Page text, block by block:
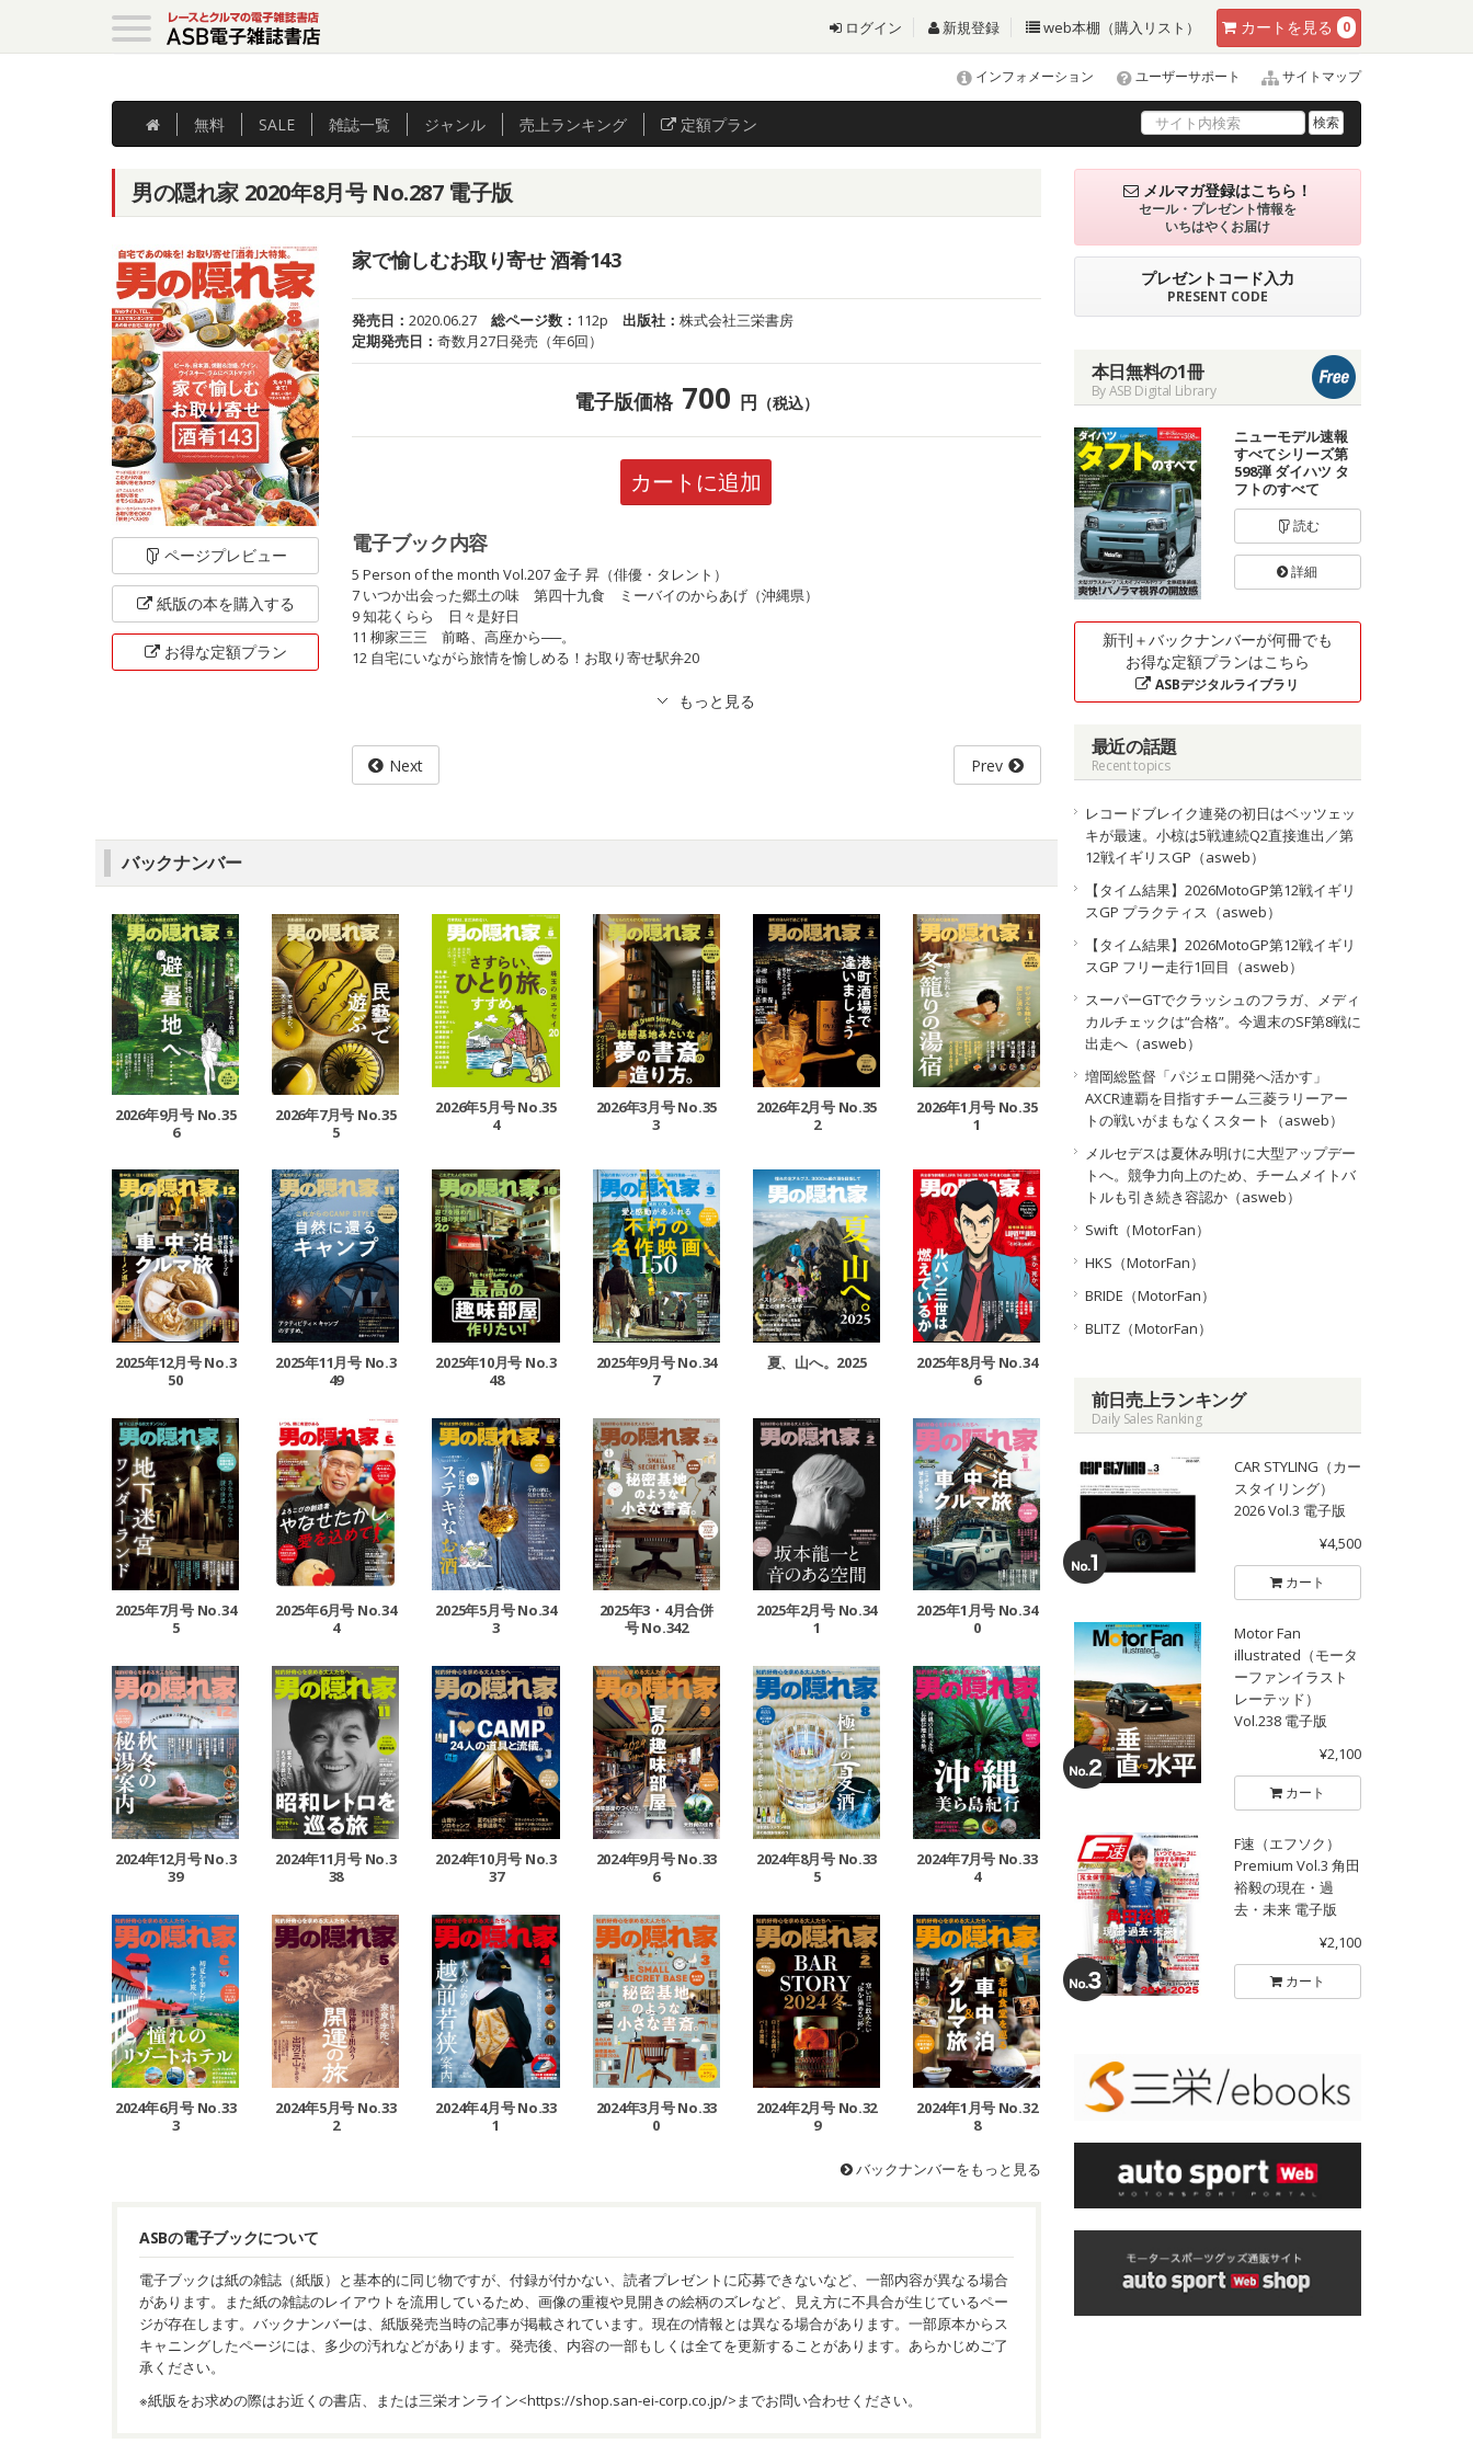
カート を見る 0
ログイン 新規登録 web本棚（購入リスト）
インフォメーション ユーザーサポート サイトマップ
無料 SALE 雑誌一覧 ジャンル 売上ランキング 定額プラン 検索
男の隠れ家 2020年8月号 No.287 電子版
ページプレビュー
紙版の本を購入する
お得な定額プラン
家で愉しむお取り寄せ 酒肴143
発売日：2020.06.27 総ページ数： 112p 出版社：株式会社三栄書房
定期発売日：奇数月27日発売（年6回）
電子版価格 700 円 （税込）
カートに追加
電子ブック内容
5 Person of the month Vol.207 金子 昇（俳優・タレント）
7 いつか出会った郷土の味 第四十九食 ミーバイのからあげ（沖縄県）
9 知花くらら 日々是好日
11 柳家三三 前略、高座から──。
12 自宅にいながら旅情を愉しめる！お取り寄せ駅弁20
Next Prev
バックナンバー
2026年9月号 No.35
6
2026年7月号 No.35
5
2026年5月号 No.35
4
2026年3月号 No.35
3
2026年2月号 No.35
2
2026年1月号 No.35
1
2025年12月号 No.3
50
2025年11月号 No.3
49
2025年10月号 No.3
48
2025年9月号 No.34
7
夏、山へ。2025
2025年8月号 No.34
6
2025年7月号 No.34
5
2025年6月号 No.34
4
2025年5月号 No.34
3
2025年3・4月合併
号 No.342
2025年2月号 No.34
1
2025年1月号 No.34
0
2024年12月号 No.3
39
2024年11月号 No.3
38
2024年10月号 No.3
37
2024年9月号 No.33
6
2024年8月号 No.33
5
2024年7月号 No.33
4
2024年6月号 No.33
3
2024年5月号 No.33
2
2024年4月号 No.33
1
2024年3月号 No.33
0
2024年2月号 No.32
9
2024年1月号 No.32
8
バックナンバーをもっと見る
ASBの電子ブックについて
電子ブックは紙の雑誌（紙版）と基本的に同じ物ですが、付録が付かない、読者プレゼントに応募できないなど、一部内容が異なる場合
があります。また紙の雑誌のレイアウトを流用しているため、画像の重複や見開きの絵柄のズレなど、見え方に不具合が生じているペー
ジが存在します。バックナンバーは、紙版発売当時の記事が掲載されています。現在の情報とは異なる場合があります。一部原本からス
キャニングしたページには、多少の汚れなどがあります。発売後、内容の一部もしくは全てを更新することがあります。あらかじめご了
承ください。
※紙版をお求めの際はお近くの書店、または三栄オンライン<https://shop.san-ei-corp.co.jp/>までお問い合わせください。
メルマガ登録はこちら！
セール・プレゼント情報を
いちはやくお届け
プレゼントコード入力
PRESENT CODE
本日無料の1冊
By ASB Digital Library
ニューモデル速報
すべてシリーズ第
598弾 ダイハツ タ
フトのすべて
読む
詳細
新刊＋バックナンバーが何冊でも
お得な定額プランはこちら
ASBデジタルライブラリ
最近の話題
Recent topics
レコードブレイク連発の初日はベッツェッ
キが最速。小椋は5戦連続Q2直接進出／第
12戦イギリスGP（asweb）
【タイム結果】2026MotoGP第12戦イギリ
スGP プラクティス（asweb）
【タイム結果】2026MotoGP第12戦イギリ
スGP フリー走行1回目（asweb）
スーパーGTでクラッシュのフラガ、メディ
カルチェックは“合格”。今週末のSF第8戦に
出走へ（asweb）
増岡総監督「パジェロ開発へ活かす」
AXCR連覇を目指すチーム三菱ラリーアー
トの戦いがまもなくスタート（asweb）
メルセデスは夏休み明けに大型アップデー
トへ。競争力向上のため、チームメイトバ
トルも引き続き容認か（asweb）
Swift（MotorFan）
HKS（MotorFan）
BRIDE（MotorFan）
BLITZ（MotorFan）
前日売上ランキング
Daily Sales Ranking
CAR STYLING（カー
スタイリング）
2026 Vol.3 電子版
¥4,500
カート
Motor Fan
illustrated（モータ
ーファンイラスト
レーテッド）
Vol.238 電子版
¥2,100
カート
F速（エフソク）
Premium Vol.3 角田
裕毅の現在・過
去・未来 電子版
¥2,100
カート